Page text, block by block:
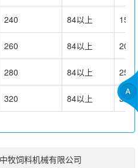
240 84以上 15-
260 84以上 20-
280 84以上 25-
320 84以上 30-
牧饲料机械有限公司